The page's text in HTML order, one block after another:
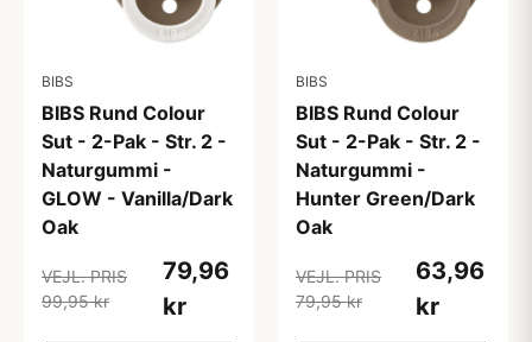
BIBS
BIBS Rund Colour
Sut - 2-Pak - Str. 2 -
Naturgummi -
GLOW - Vanilla/Dark
Oak
VEJL. PRIS
99,95 kr
79,96
kr
BIBS
BIBS Rund Colour
Sut - 2-Pak - Str. 2 -
Naturgummi -
Hunter Green/Dark
Oak
VEJL. PRIS
79,95 kr
63,96
kr